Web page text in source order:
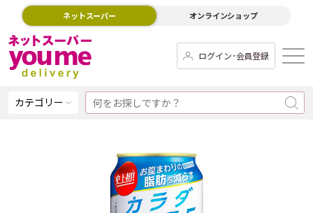
ネットスーパー オンラインショップ
ログイン･会員登録
カテゴリー